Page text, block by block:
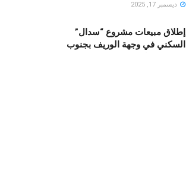
ديسمبر 17, 2025
إطلاق مبيعات مشروع “سدال”
السكني في وجهة الوريف بجنوب